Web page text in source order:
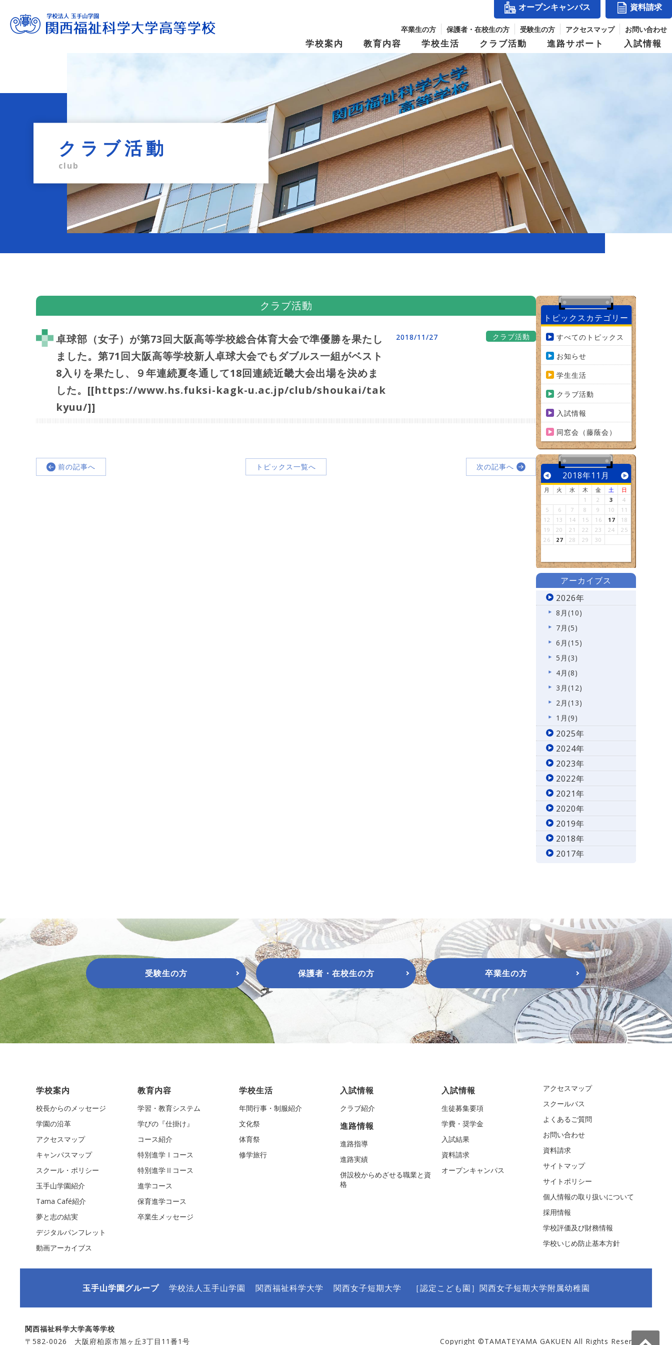
卒業生の方 保護者・在校生の方 受験生の方 アクセスマップ お問い合わせ
オープンキャンパス 資料請求
学校案内
校長からのメッセージ 学園の沿革
キャンパスマップ スクール・ポリシー 玉手山学園紹介
Tama Café （食堂） 夢と志の結実 デジタルパンフレット
動画アーカイブス
教育内容
学習・教育システム 学びの『仕掛け』
特別進学Ⅰコース 特別進学Ⅱコース 進学コース
保育進学コース 卒業生メッセージ
学校生活
年間行事・制服紹介 文化祭 体育祭
修学旅行
クラブ活動 進路サポート
進路指導 進路実績 併設校からめざせる職業と資格
入試情報
生徒募集要項 学費・奨学金 入試結果
資料請求 オープンキャンパス
クラブ活動
club
クラブ活動
卓球部（女子）が第73回大阪高等学校総合体育大会で準優勝を果たし
ました。第71回大阪高等学校新人卓球大会でもダブルス一組がベスト
8入りを果たし、９年連続夏冬通して18回連続近畿大会出場を決めま
した。[[https://www.hs.fuksi-kagk-u.ac.jp/club/shoukai/tak
kyuu/]]
2018/11/27 クラブ活動
前の記事へ トピックス一覧へ 次の記事へ
トピックスカテゴリー
すべてのトピックス
お知らせ
学生生活
クラブ活動
入試情報
同窓会（藤蔭会）
2018年11月
月 火 水 木 金 土
日
1
2 3
4
5
6 7 8 9 10
11
12
13 14 15 16 17
18
19
20 21 22 23 24
25
26
27 28 29 30
アーカイブス
2026年
8月(10)
7月(5)
6月(15)
5月(3)
4月(8)
3月(12)
2月(13)
1月(9)
2025年
2024年
2023年
2022年
2021年
2020年
2019年
2018年
2017年
受験生の方 保護者・在校生の方 卒業生の方
学校案内
校長からのメッセージ
学園の沿革
アクセスマップ
キャンパスマップ
スクール・ポリシー
玉手山学園紹介
Tama Café紹介
夢と志の結実
デジタルパンフレット
動画アーカイブス
教育内容
学習・教育システム
学びの『仕掛け』
コース紹介
特別進学Ⅰコース
特別進学Ⅱコース
進学コース
保育進学コース
卒業生メッセージ
学校生活
年間行事・制服紹介
文化祭
体育祭
修学旅行
入試情報
クラブ紹介
進路情報
進路指導
進路実績
併設校からめざせる職業と資
格
入試情報
生徒募集要項
学費・奨学金
入試結果
資料請求
オープンキャンパス
アクセスマップ
スクールバス
よくあるご質問
お問い合わせ
資料請求
サイトマップ
サイトポリシー
個人情報の取り扱いについて
採用情報
学校評価及び財務情報
学校いじめ防止基本方針
玉手山学園グループ 学校法人玉手山学園 関西福祉科学大学 関西女子短期大学 ［認定こども園］関西女子短期大学附属幼稚園
関西福祉科学大学高等学校
〒582-0026 大阪府柏原市旭ヶ丘3丁目11番1号
Copyright ©TAMATEYAMA GAKUEN All Rights Reserved.